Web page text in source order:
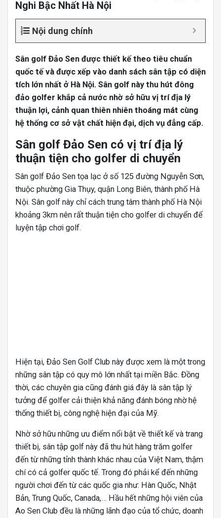
Nghi Bậc Nhất Hà Nội
Nội dung chính
Sân golf Đảo Sen được thiết kế theo tiêu chuẩn
quốc tế và được xếp vào danh sách sân tập có diện
tích lớn nhất ở Hà Nội. Sân golf này thu hút đông
đảo golfer khắp cả nước nhờ sở hữu vị trí địa lý
thuận lợi, cảnh quan thiên nhiên thoáng mát cùng
hệ thống cơ sở vật chất hiện đại, dịch vụ đẳng cấp.
Sân golf Đảo Sen có vị trí địa lý
thuận tiện cho golfer di chuyển
Sân golf Đảo Sen tọa lạc ở số 125 đường Nguyễn Sơn,
thuộc phường Gia Thụy, quận Long Biên, thành phố Hà
Nội. Sân golf này chỉ cách trung tâm thành phố Hà Nội
khoảng 3km nên rất thuận tiện cho golfer di chuyển để
luyện tập chơi golf.
Hiện tại, Đảo Sen Golf Club này được xem là một trong
những sân tập có quy mô lớn nhất tại miền Bắc. Đồng
thời, các chuyên gia cũng đánh giá đây là sân tập lý
tưởng để golfer cải thiện khả năng đánh bóng nhờ hệ
thống thiết bị, công nghệ hiện đại của Mỹ.
Nhờ sở hữu những ưu điểm nổi bật về thiết kế và trang
thiết bị, sân tập golf này đã thu hút hàng trăm golfer
đến từ những tỉnh thành khác nhau của Việt Nam, thậm
chí có cả golfer quốc tế. Trong đó phải kể đến những
người chơi đến từ các quốc gia như: Hàn Quốc, Nhật
Bản, Trung Quốc, Canada,… Hầu hết những hội viên của
Ao Sen Club đều là những lãnh đạo của tổ chức, doanh